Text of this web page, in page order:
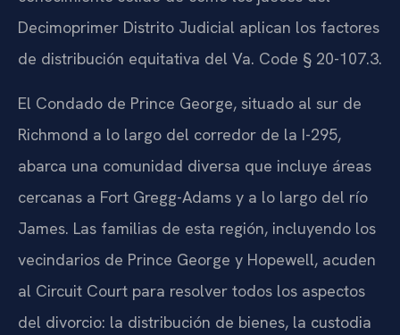
Decimoprimer Distrito Judicial aplican los factores
de distribución equitativa del Va. Code § 20-107.3.
El Condado de Prince George, situado al sur de
Richmond a lo largo del corredor de la I-295,
abarca una comunidad diversa que incluye áreas
cercanas a Fort Gregg-Adams y a lo largo del río
James. Las familias de esta región, incluyendo los
vecindarios de Prince George y Hopewell, acuden
al Circuit Court para resolver todos los aspectos
del divorcio: la distribución de bienes, la custodia